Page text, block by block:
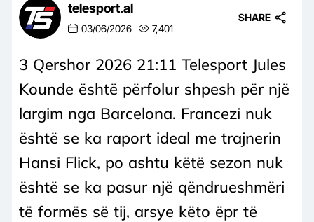
telesport.al
03/06/2026 7,401
SHARE
3 Qershor 2026 21:11 Telesport Jules
Kounde është përfolur shpesh për një
largim nga Barcelona. Francezi nuk
është se ka raport ideal me trajnerin
Hansi Flick, po ashtu këtë sezon nuk
është se ka pasur një qëndrueshmëri
të formës së tij, arsye këto ëpr të